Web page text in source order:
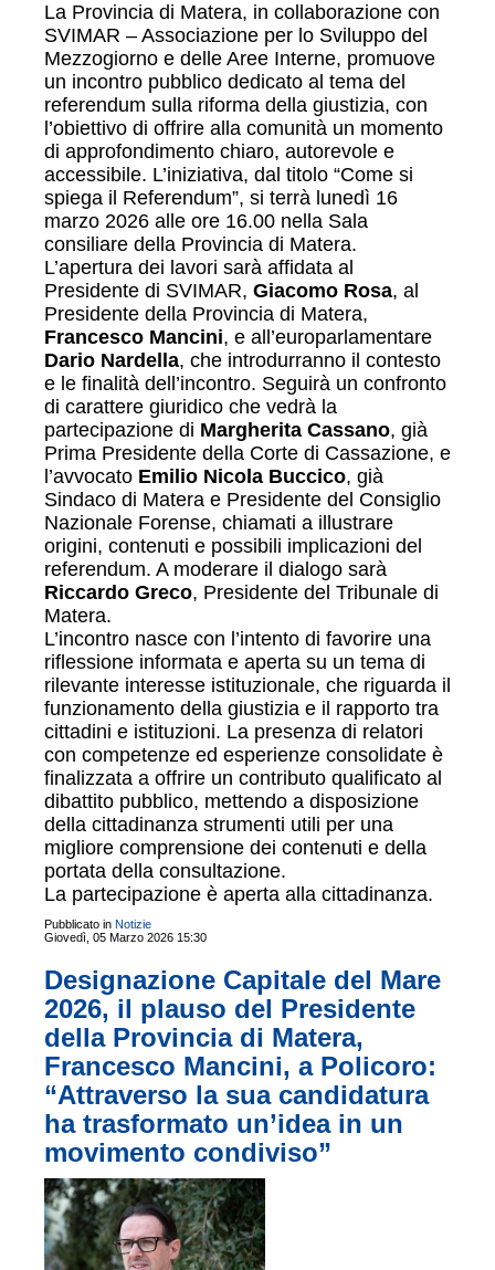
La Provincia di Matera, in collaborazione con
SVIMAR – Associazione per lo Sviluppo del
Mezzogiorno e delle Aree Interne, promuove
un incontro pubblico dedicato al tema del
referendum sulla riforma della giustizia, con
l’obiettivo di offrire alla comunità un momento
di approfondimento chiaro, autorevole e
accessibile. L’iniziativa, dal titolo “Come si
spiega il Referendum”, si terrà lunedì 16
marzo 2026 alle ore 16.00 nella Sala
consiliare della Provincia di Matera.
L’apertura dei lavori sarà affidata al
Presidente di SVIMAR, Giacomo Rosa, al
Presidente della Provincia di Matera,
Francesco Mancini, e all’europarlamentare
Dario Nardella, che introdurranno il contesto
e le finalità dell’incontro. Seguirà un confronto
di carattere giuridico che vedrà la
partecipazione di Margherita Cassano, già
Prima Presidente della Corte di Cassazione, e
l’avvocato Emilio Nicola Buccico, già
Sindaco di Matera e Presidente del Consiglio
Nazionale Forense, chiamati a illustrare
origini, contenuti e possibili implicazioni del
referendum. A moderare il dialogo sarà
Riccardo Greco, Presidente del Tribunale di
Matera.
L’incontro nasce con l’intento di favorire una
riflessione informata e aperta su un tema di
rilevante interesse istituzionale, che riguarda il
funzionamento della giustizia e il rapporto tra
cittadini e istituzioni. La presenza di relatori
con competenze ed esperienze consolidate è
finalizzata a offrire un contributo qualificato al
dibattito pubblico, mettendo a disposizione
della cittadinanza strumenti utili per una
migliore comprensione dei contenuti e della
portata della consultazione.
La partecipazione è aperta alla cittadinanza.
Pubblicato in Notizie
Giovedì, 05 Marzo 2026 15:30
Designazione Capitale del Mare
2026, il plauso del Presidente
della Provincia di Matera,
Francesco Mancini, a Policoro:
“Attraverso la sua candidatura
ha trasformato un’idea in un
movimento condiviso”